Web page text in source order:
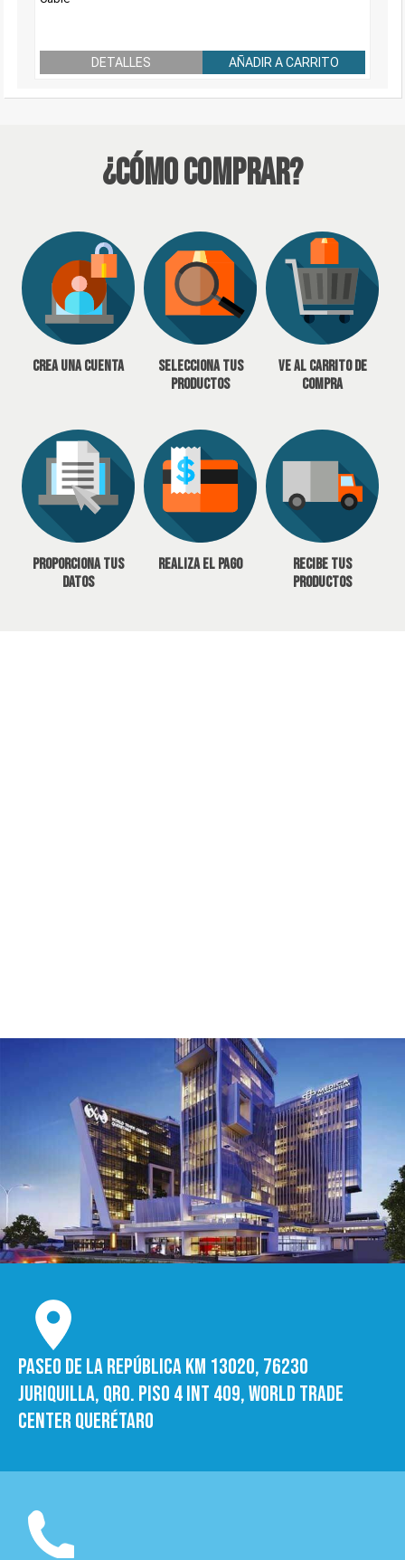
DETALLES AÑADIR A CARRITO
¿Cómo Comprar?
Crea una cuenta
Selecciona tus
productos
Ve al carrito de
compra
Proporciona tus
datos
Realiza el pago
Recibe tus
productos
Paseo de la República Km 13020, 76230
Juriquilla, Qro. Piso 4 int 409, World trade
Center Querétaro